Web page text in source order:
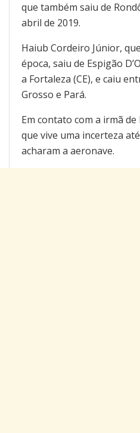
que também saiu de
abril de 2019.
Haiub Cordeiro Júnior,
época, saiu de Espigão
a Fortaleza (CE), e caiu
Grosso e Pará.
Em contato com a irmã
que vive uma incerteza
acharam a aeronave.